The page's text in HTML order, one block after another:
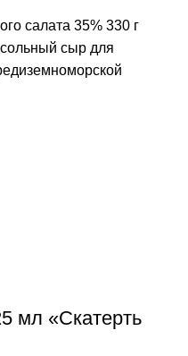
салата 35% 330 г
сыр для
мл «Скатерть